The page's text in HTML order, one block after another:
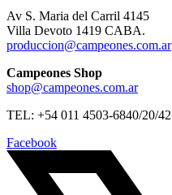
Av S. Maria del Carril 4145
Villa Devoto 1419 CABA.
produccion@campeones.com.ar
Campeones Shop
shop@campeones.com.ar
TEL: +54 011 4503-6840/20/42
Facebook